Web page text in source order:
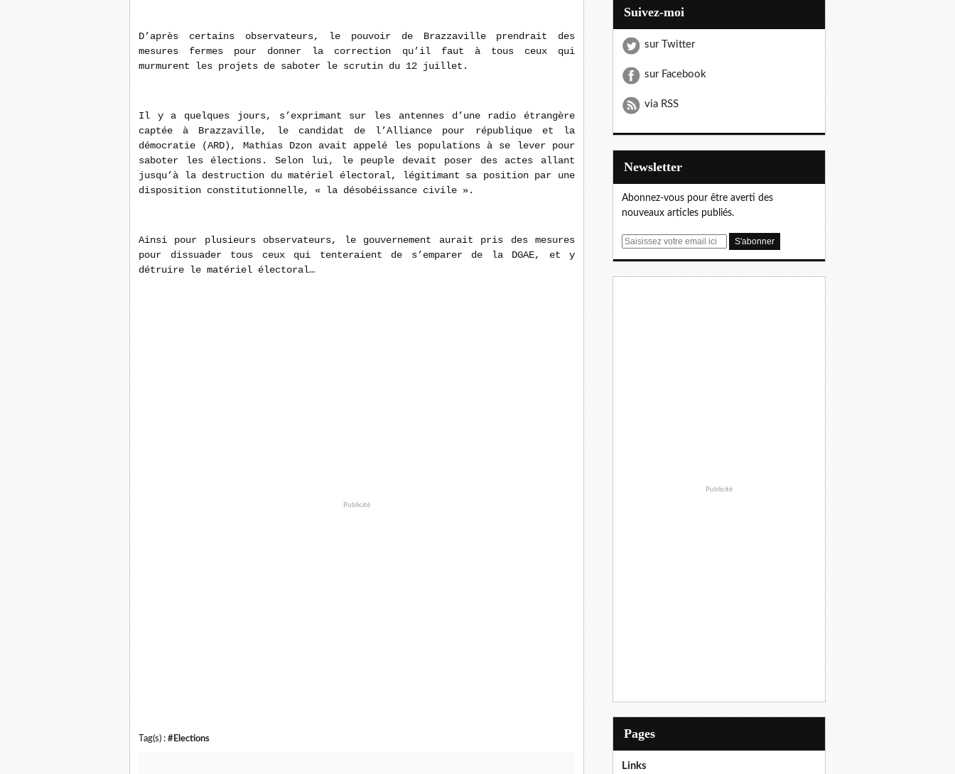
D’après certains observateurs, le pouvoir de Brazzaville prendrait des
mesures fermes pour donner la correction qu’il faut à tous ceux qui
murmurent les projets de saboter le scrutin du 12 juillet.
Il y a quelques jours, s’exprimant sur les antennes d’une radio étrangère
captée à Brazzaville, le candidat de l’Alliance pour république et la
démocratie (ARD), Mathias Dzon avait appelé les populations à se lever pour
saboter les élections. Selon lui, le peuple devait poser des actes allant
jusqu’à la destruction du matériel électoral, légitimant sa position par une
disposition constitutionnelle, « la désobéissance civile ».
Ainsi pour plusieurs observateurs, le gouvernement aurait pris des mesures
pour dissuader tous ceux qui tenteraient de s’emparer de la DGAE, et y
détruire le matériel électoral…
Publicité
Tag(s) : #Elections
Suivez-moi
sur Twitter
sur Facebook
via RSS
Newsletter
Abonnez-vous pour être averti des
nouveaux articles publiés.
E
Publicité
Pages
Links